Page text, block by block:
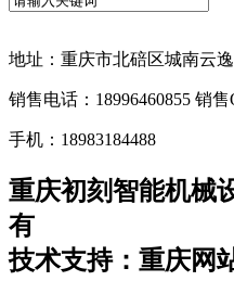
地址：重庆市北碚区城南云
销售电话：18996460855 销售
手机：18983184488
重庆初刻智能机械
有
技术支持：重庆网